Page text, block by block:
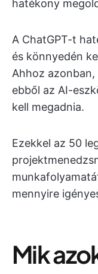
hatékony
A ChatGPT-t
és könnyedén
Ahhoz
ebből az AI-
kell megadnia.
Ezekkel az 50
mennyire
Mik